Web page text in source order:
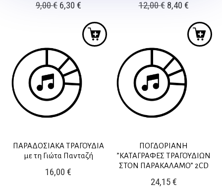
9,00€ Original
6,30 €Η
τιμή
είναι:
12,00€ Original
12,00 €.
8,40 €Η
τιμή
είναι:
ΠΑΡΑΔΟΣΙΑΚΑ ΤΡΑΓΟΥΔΙΑ
με τη Γιώτα Πανταζή
16,00€
ΠΟΓΔΟΡΙΑΝΗ
”ΚΑΤΑΓΡΑΦΕΣ ΤΡΑΓΟΥΔΙΩΝ
ΣΤΟΝ ΠΑΡΑΚΑΛΑΜΟ” 2CD
24,15€